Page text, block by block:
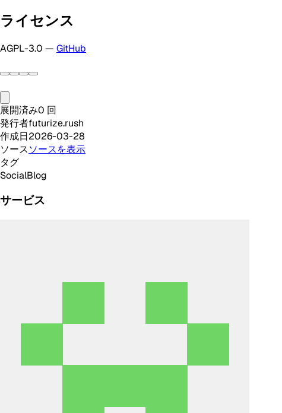
ライセンス
AGPL-3.0 — GitHub
展開済み0 回
発行者futurize.rush
作成日2026-03-28
ソースソースを表示
タグ
SocialBlog
サービス